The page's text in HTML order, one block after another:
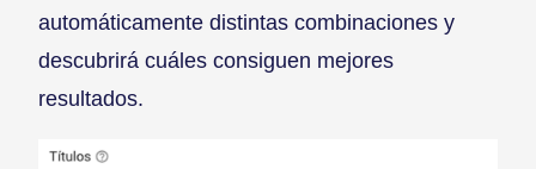
automáticamente distintas combinaciones y
descubrirá cuáles consiguen mejores
resultados.